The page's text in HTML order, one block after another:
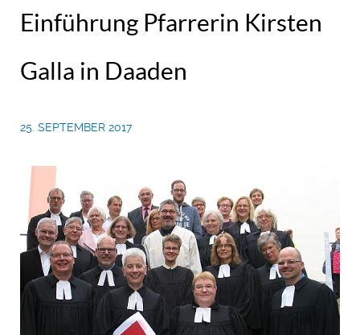
Einführung Pfarrerin Kirsten
Galla in Daaden
25. SEPTEMBER 2017